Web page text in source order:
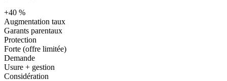
+40 %
Augmentation taux
Garants parentaux
Protection
Forte (offre limitée)
Demande
Usure + gestion
Considération